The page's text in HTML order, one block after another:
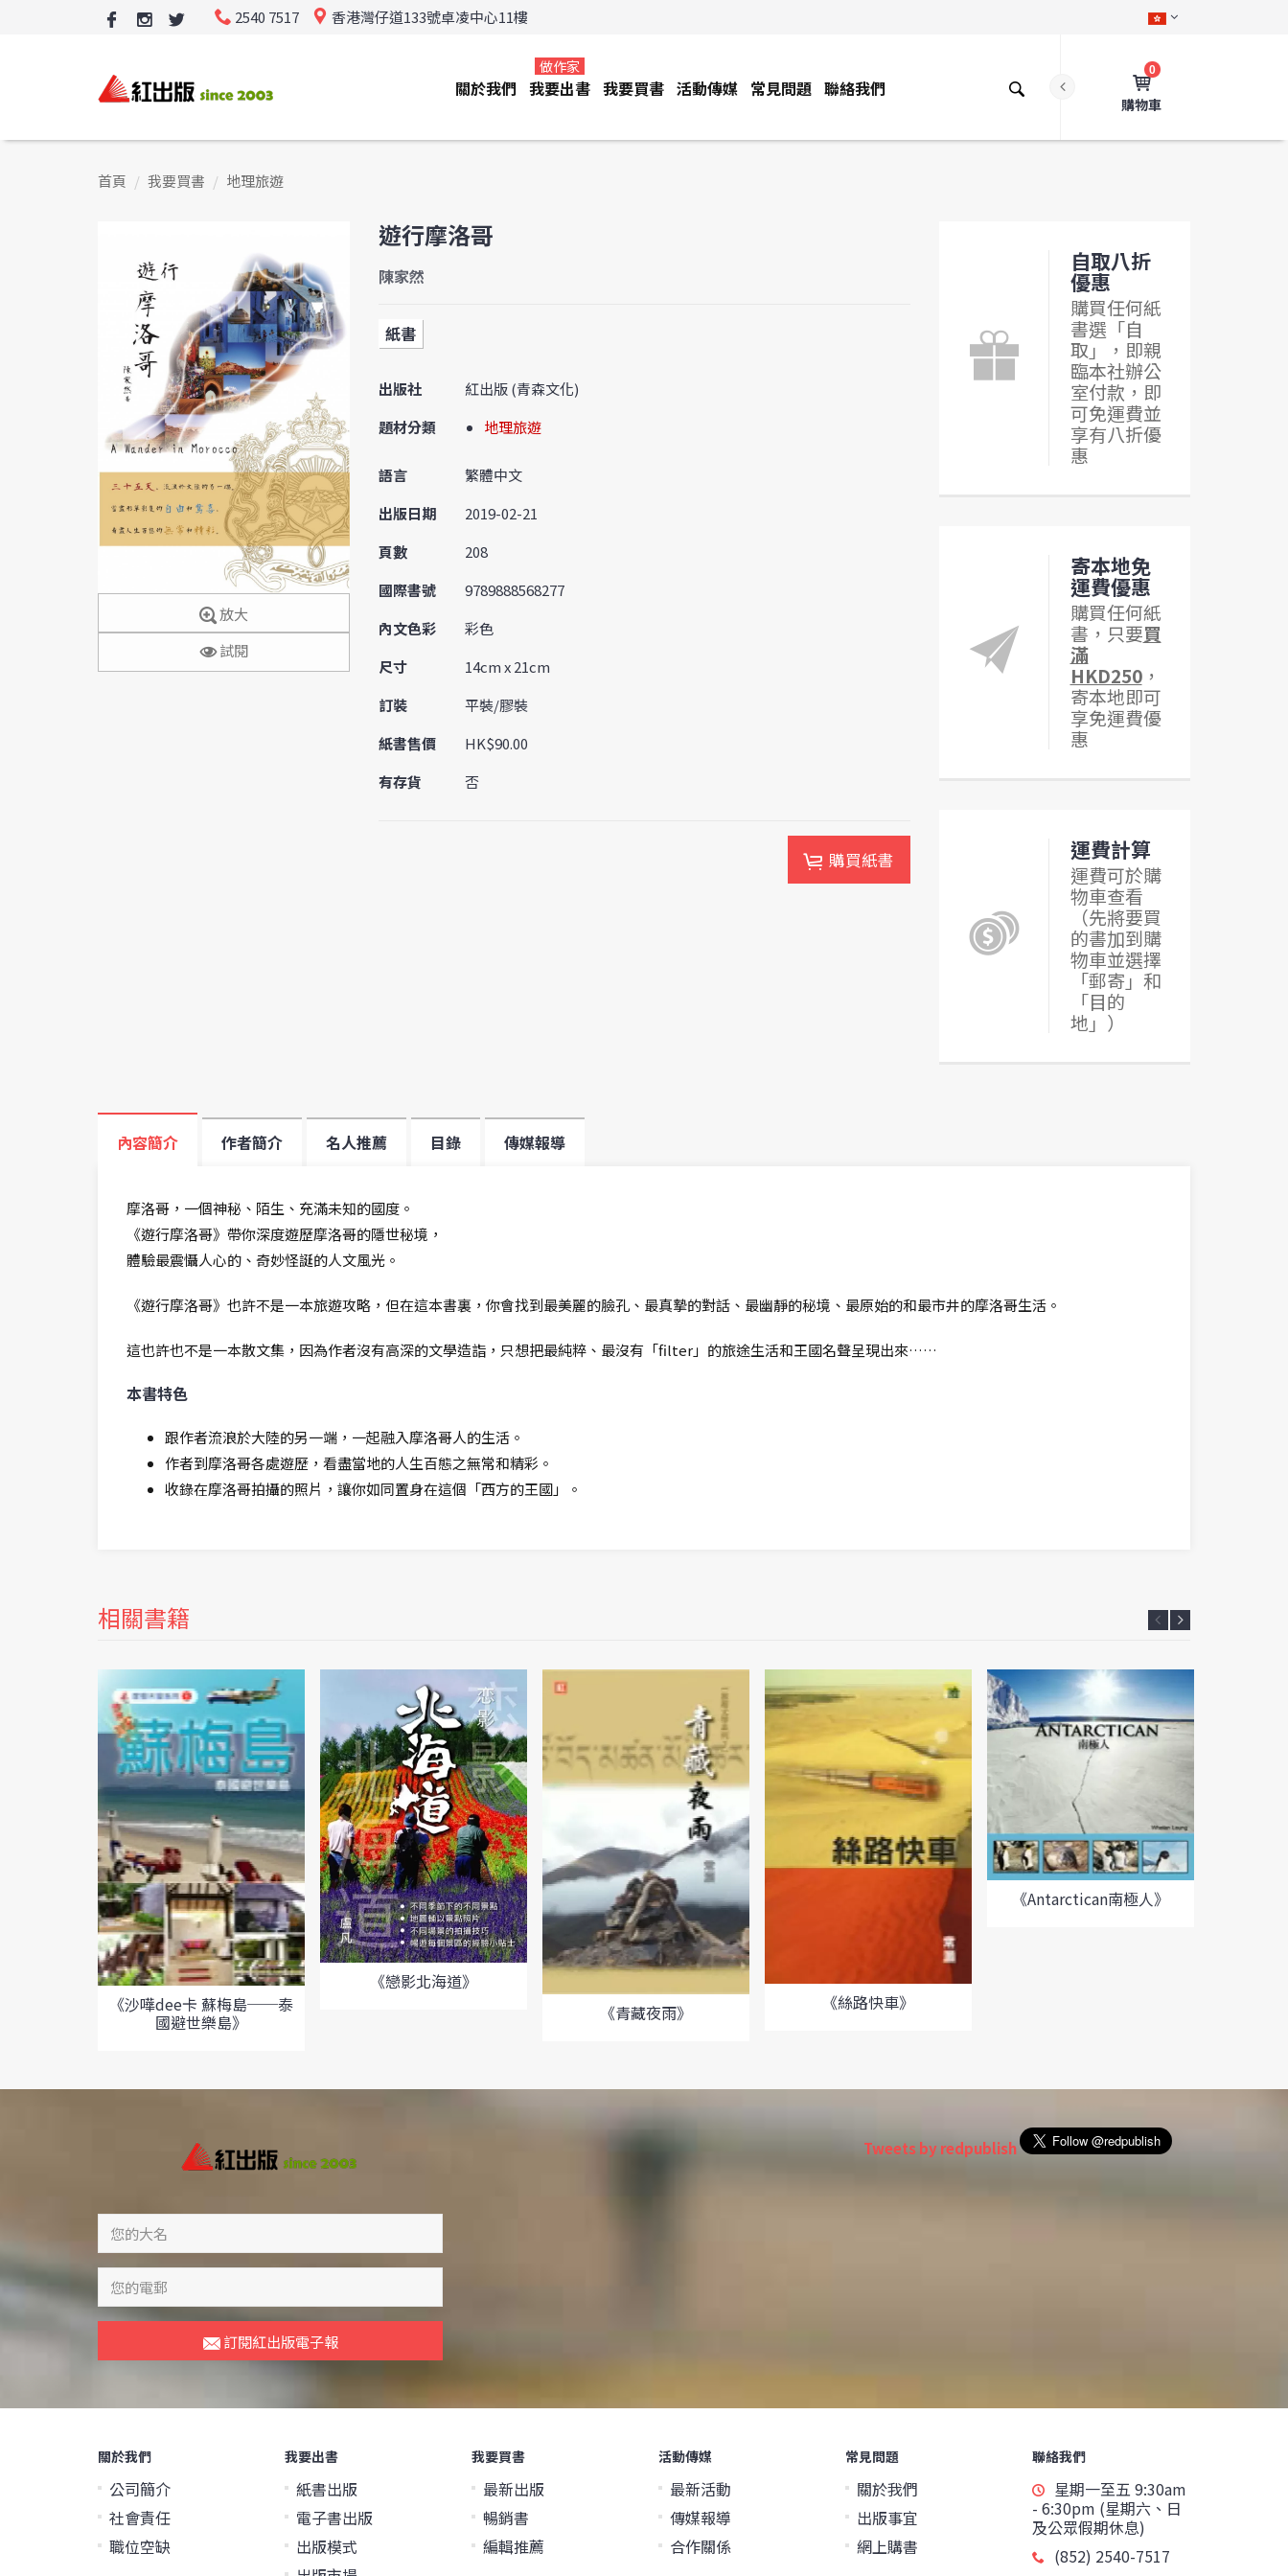
2540 7517 香港灣仔道133號卓凌中心11樓
0
購物車
關於我們 我要出書
做作家
我要買書 活動傳媒 常見問題 聯絡我們
首頁 我要買書 地理旅遊
放大
試閱
遊行摩洛哥
陳家然
紙書
出版社
紅出版 (青森文化)
題材分類
地理旅遊
語言
繁體中文
出版日期
2019-02-21
頁數
208
國際書號
9789888568277
內文色彩
彩色
尺寸
14cm x 21cm
訂裝
平裝/膠裝
紙書售價
HK$90.00
有存貨
否
購買紙書
自取八折
優惠
購買任何紙
書選「自
取」，即親
臨本社辦公
室付款，即
可免運費並
享有八折優
惠
寄本地免
運費優惠
購買任何紙
書，只要買
滿
HKD250，
寄本地即可
享免運費優
惠
運費計算
運費可於購
物車查看
（先將要買
的書加到購
物車並選擇
「郵寄」和
「目的
地」）
內容簡介 作者簡介 名人推薦 目錄 傳媒報導
摩洛哥，一個神秘、陌生、充滿未知的國度。
《遊行摩洛哥》帶你深度遊歷摩洛哥的隱世秘境，
體驗最震懾人心的、奇妙怪誕的人文風光。
《遊行摩洛哥》也許不是一本旅遊攻略，但在這本書裏，你會找到最美麗的臉孔、最真摯的對話、最幽靜的秘境、最原始的和最市井的摩洛哥生活。
這也許也不是一本散文集，因為作者沒有高深的文學造詣，只想把最純粹、最沒有「filter」的旅途生活和王國名聲呈現出來……
本書特色
跟作者流浪於大陸的另一端，一起融入摩洛哥人的生活。
作者到摩洛哥各處遊歷，看盡當地的人生百態之無常和精彩。
收錄在摩洛哥拍攝的照片，讓你如同置身在這個「西方的王國」。
相關書籍
《沙嘩dee卡 蘇梅島──泰
國避世樂島》
《戀影北海道》
《青藏夜雨》
《絲路快車》
《Antarctican南極人》
訂閱紅出版電子報
Tweets by redpublish
關於我們
公司簡介
社會責任
職位空缺
我要出書
紙書出版
電子書出版
出版模式
我要買書
最新出版
暢銷書
編輯推薦
活動傳媒
最新活動
傳媒報導
合作關係
常見問題
關於我們
出版事宜
網上購書
聯絡我們
星期一至五 9:30am
- 6:30pm (星期六、日
及公眾假期休息)
(852) 2540-7517